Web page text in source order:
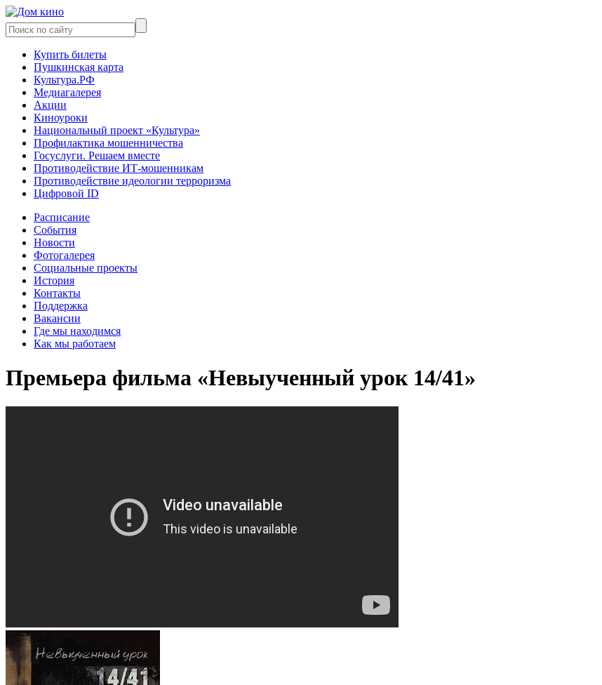
Купить билеты
Пушкинская карта
Культура.РФ
Медиагалерея
Акции
Киноуроки
Национальный проект «Культура»
Профилактика мошенничества
Госуслуги. Решаем вместе
Противодействие ИТ-мошенникам
Противодействие идеологии терроризма
Цифровой ID
Расписание
События
Новости
Фотогалерея
Социальные проекты
История
Контакты
Поддержка
Вакансии
Где мы находимся
Как мы работаем
Премьера фильма «Невыученный урок 14/41»